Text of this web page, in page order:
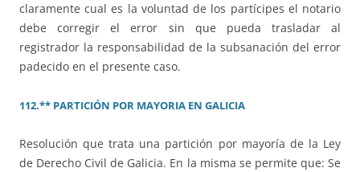
claramente cual es la voluntad de los partícipes el notario
debe corregir el error sin que pueda trasladar al
registrador la responsabilidad de la subsanación del error
padecido en el presente caso.
112.** PARTICIÓN POR MAYORIA EN GALICIA
Resolución que trata una partición por mayoría de la Ley
de Derecho Civil de Galicia. En la misma se permite que: Se